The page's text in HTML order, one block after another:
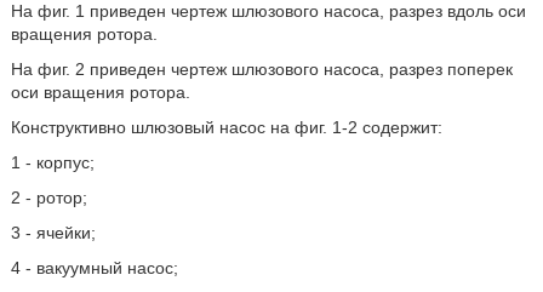
На фиг. 1 приведен чертеж шлюзового насоса, разрез вдоль оси
вращения ротора.
На фиг. 2 приведен чертеж шлюзового насоса, разрез поперек
оси вращения ротора.
Конструктивно шлюзовый насос на фиг. 1-2 содержит:
1 - корпус;
2 - ротор;
3 - ячейки;
4 - вакуумный насос;